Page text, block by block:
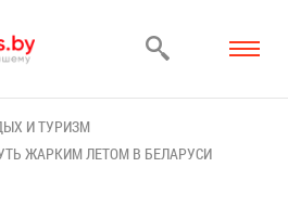
И ТУ­РИЗМ
ЖАР­КИМ ЛЕ­ТОМ В БЕ­ЛА­РУ­СИ